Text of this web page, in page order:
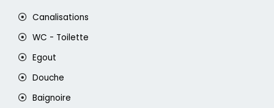
Canalisations
WC - Toilette
Egout
Douche
Baignoire